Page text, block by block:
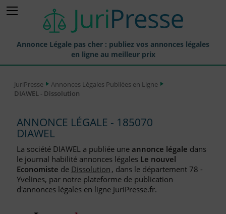
Annonce Légale pas cher : publiez vos annonces légales
en ligne au meilleur prix
Annonces Légales Publiées
Journaux Habilités (JAL) Annonces Légales
Départements pour la Publication d'Annonces Légales
Liste des Greffes
Liste des CCI
JuriPresse
Annonces Légales Publiées en Ligne
DIAWEL - Dissolution
ANNONCE LÉGALE - 185070
DIAWEL
La société DIAWEL a publiée une annonce légale dans
le journal habilité annonces légales Le nouvel
Economiste de Dissolution, dans le département 78 -
Yvelines, par notre plateforme de publication
d'annonces légales en ligne JuriPresse.fr.